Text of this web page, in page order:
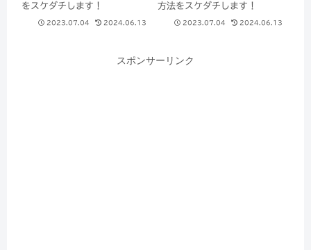
をスケダチします！
2023.07.04 2024.06.13
方法をスケダチします！
2023.07.04 2024.06.13
スポンサーリンク